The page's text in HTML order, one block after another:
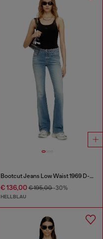
Bootcut Jeans Low Waist 1969 D-Ebbey
€ 136,00€ 195,00-30%
HELLBLAU